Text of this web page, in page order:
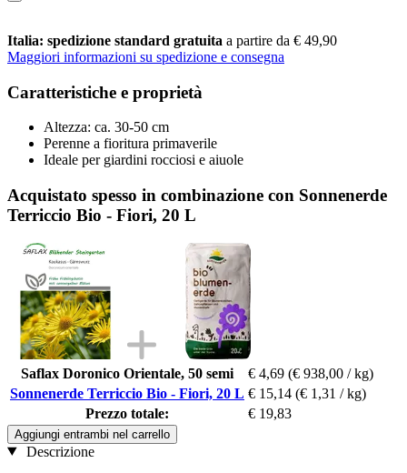
Italia: spedizione standard gratuita a partire da € 49,90
Maggiori informazioni su spedizione e consegna
Caratteristiche e proprietà
Altezza: ca. 30-50 cm
Perenne a fioritura primaverile
Ideale per giardini rocciosi e aiuole
Acquistato spesso in combinazione con Sonnenerde
Terriccio Bio - Fiori, 20 L
Saflax Doronico Orientale, 50 semi € 4,69 (€ 938,00 / kg)
Sonnenerde Terriccio Bio - Fiori, 20 L € 15,14 (€ 1,31 / kg)
Prezzo totale:
€ 19,83
Aggiungi entrambi nel carrello
Descrizione